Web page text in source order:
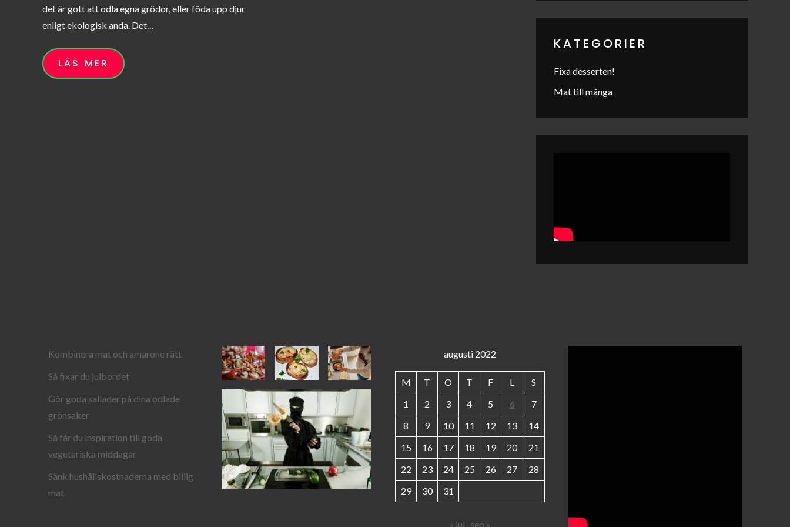
det är gott att odla egna grödor, eller föda upp djur
enligt ekologisk anda. Det…
LÄS MER
KATEGORIER
Fixa desserten!
Mat till många
Kombinera mat och amarone rätt
Så fixar du julbordet
Gör goda sallader på dina odlade
grönsaker
Så får du inspiration till goda
vegetariska middagar
Sänk hushållskostnaderna med billig
mat
augusti 2022
M T O T F L
S
1
2 3 4 5 6
7
8
9 10 11 12 13
14
15
16 17 18 19 20
21
22
23 24 25 26 27
28
29
30 31
« jul sep »